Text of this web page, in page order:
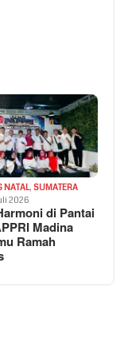
NATAL, SUMATERA
2026
di Pantai
Madina
Ramah